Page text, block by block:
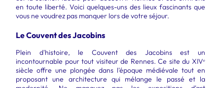
en toute liberté. Voici quelques-uns des lieux fascinants que
vous ne voudrez pas manquer lors de votre séjour.
Le Couvent des Jacobins
Plein d'histoire, le Couvent des Jacobins est un
incontournable pour tout visiteur de Rennes. Ce site du XIVᵉ
siècle offre une plongée dans l'époque médiévale tout en
proposant une architecture qui mélange le passé et la